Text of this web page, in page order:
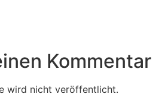
Kommentar
wird nicht veröffentlicht.